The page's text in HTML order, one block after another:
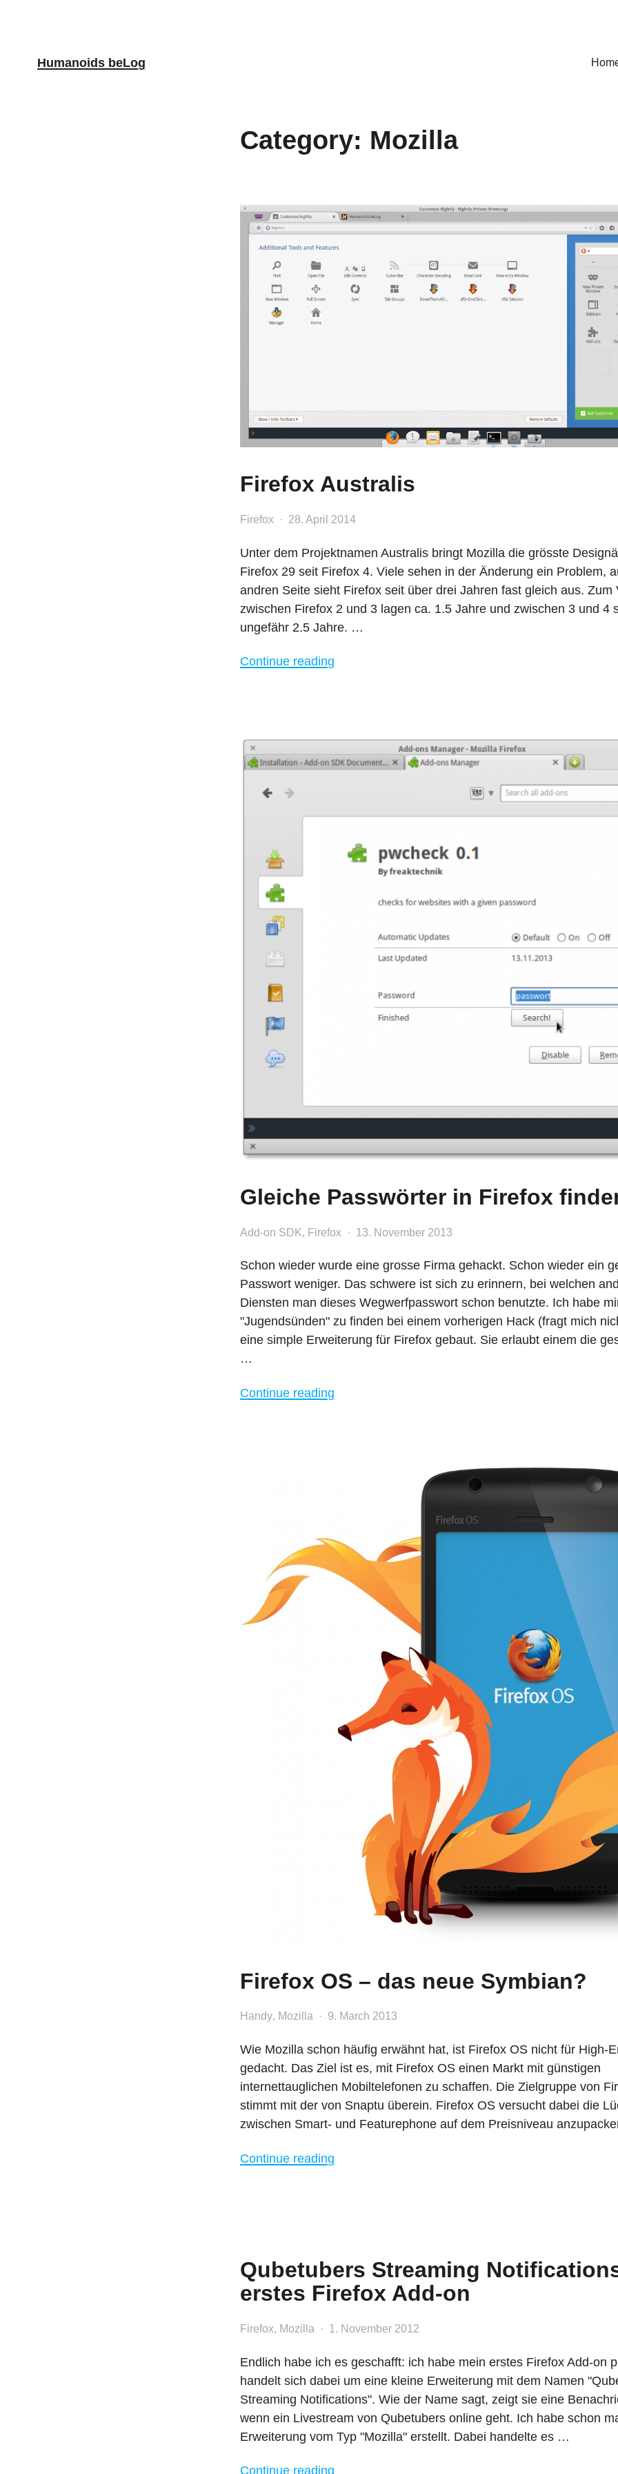
Humanoids beLog
Category: Mozilla
Firefox Australis
Firefox 28. April 2014
Unter dem Projektnamen Australis bringt Mozilla die grösste
Firefox 29 seit Firefox 4. Viele sehen in der Änderung ein Problem,
andren Seite sieht Firefox seit über drei Jahren fast gleich aus. Zum
zwischen Firefox 2 und 3 lagen ca. 1.5 Jahre und zwischen 3 und 4
ungefähr 2.5 Jahre. …
Continue reading
Gleiche Passwörter in Firefox
Add-on SDK, Firefox 13. November 2013
Schon wieder wurde eine grosse Firma gehackt. Schon wieder ein
Passwort weniger. Das schwere ist sich zu erinnern, bei welchen
Diensten man dieses Wegwerfpasswort schon benutzte. Ich habe
"Jugendsünden" zu finden bei einem vorherigen Hack (fragt mich
eine simple Erweiterung für Firefox gebaut. Sie erlaubt einem die
…
Continue reading
Firefox OS – das neue Symbian?
Handy, Mozilla 9. March 2013
Wie Mozilla schon häufig erwähnt hat, ist Firefox OS nicht für High-
gedacht. Das Ziel ist es, mit Firefox OS einen Markt mit günstigen
internettauglichen Mobiltelefonen zu schaffen. Die Zielgruppe von
stimmt mit der von Snaptu überein. Firefox OS versucht dabei die
zwischen Smart- und Featurephone auf dem Preisniveau
Continue reading
Qubetubers Streaming
erstes Firefox Add-on
Firefox, Mozilla 1. November 2012
Endlich habe ich es geschafft: ich habe mein erstes Firefox Add-on
handelt sich dabei um eine kleine Erweiterung mit dem Namen
Streaming Notifications". Wie der Name sagt, zeigt sie eine
wenn ein Livestream von Qubetubers online geht. Ich habe schon
Erweiterung vom Typ "Mozilla" erstellt. Dabei handelte es …
Continue reading